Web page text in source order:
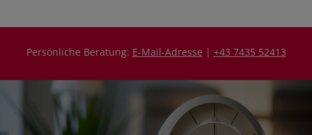
Persönliche Beratung: E-Mail-Adresse | +43 7435 52413